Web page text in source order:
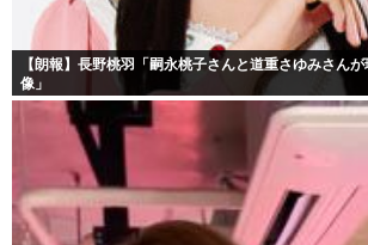
【朗報】長野桃羽「嗣永桃子さんと道重さゆみさん
像」